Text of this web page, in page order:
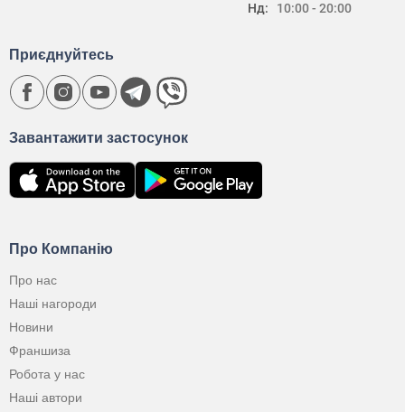
Нд:
10:00 - 20:00
Про Компанію
Про нас
Наші нагороди
Новини
Франшиза
Робота у нас
Наші автори
Завантажити застосунок
Приєднуйтесь